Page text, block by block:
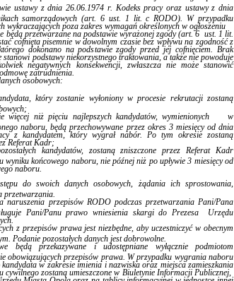
ustawy z dnia 26.06.1974 r. Kodeks pracy oraz ustawy z dnia
samorządowych (art. 6 ust. 1 lit. c RODO). W przypadku
wykraczających poza zakres wymagań określonych w ogłoszeniu
będą przetwarzane na podstawie wyrażonej zgody (art. 6 ust. 1 lit.
cofnięta pisemnie w dowolnym czasie bez wpływu na zgodność z
dokonano na podstawie zgody przed jej cofnięciem. Brak
stanowi podstawy niekorzystnego traktowania, a także nie powoduje
negatywnych konsekwencji, zwłaszcza nie może stanowić
zatrudnienia.
osobowych:
który zostanie wyłoniony w procesie rekrutacji zostaną
więcej niż pięciu najlepszych kandydatów, wymienionych w
naboru, będą przechowywane przez okres 3 miesięcy od dnia
z kandydatem, który wygrał nabór. Po tym okresie zostaną
Referat Kadr;
kandydatów, zostaną zniszczone przez Referat Kadr
wyniku końcowego naboru, nie późnej niż po upływie 3 miesięcy od
naboru.
do swoich danych osobowych, żądania ich sprostowania,
przetwarzania.
naruszenia przepisów RODO podczas przetwarzania Pani/Pana
Pani/Panu prawo wniesienia skargi do Prezesa Urzędu
z przepisów prawa jest niezbędne, aby uczestniczyć w obecnym
Podanie pozostałych danych jest dobrowolne.
będą przekazywane i udostępniane wyłącznie podmiotom
obowiązujących przepisów prawa. W przypadku wygrania naboru
w zakresie imienia i nazwiska oraz miejsca zamieszkania
cywilnego zostaną umieszczone w Biuletynie Informacji Publicznej,
Miasta Opola oraz na tablicy informacyjnej w jednostce innej